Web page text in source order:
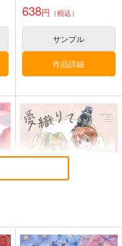
まぐ太ノート16冊
目 The Bunny's Tail 2
C-ARTS
オリジナル
サンプル
カート
638円 （税込）
サンプル
作品詳細